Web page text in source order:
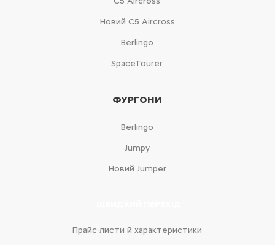
Новий С5 Aircross
Berlingo
SpaceTourer
ФУРГОНИ
Berlingo
Jumpy
Новий Jumper
Прайс-листи й характеристики